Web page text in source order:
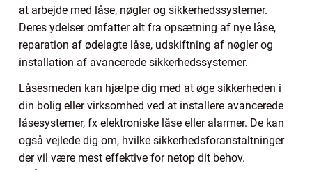
at arbejde med låse, nøgler og sikkerhedssystemer.
Deres ydelser omfatter alt fra opsætning af nye låse,
reparation af ødelagte låse, udskiftning af nøgler og
installation af avancerede sikkerhedssystemer.
Låsesmeden kan hjælpe dig med at øge sikkerheden i
din bolig eller virksomhed ved at installere avancerede
låsesystemer, fx elektroniske låse eller alarmer. De kan
også vejlede dig om, hvilke sikkerhedsforanstaltninger
der vil være mest effektive for netop dit behov.